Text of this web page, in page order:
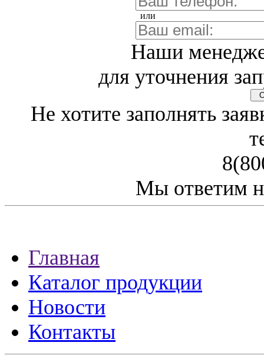
или
Наши
для уточнения
Не хотите заполнять
Мы ответим
Главная
Каталог продукции
Новости
Контакты